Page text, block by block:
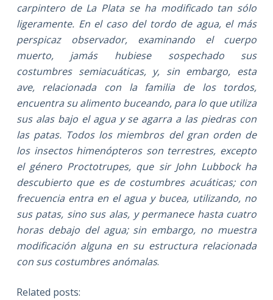
carpintero de La Plata se ha modificado tan sólo
ligeramente. En el caso del tordo de agua, el más
perspicaz observador, examinando el cuerpo
muerto, jamás hubiese sospechado sus
costumbres semiacuáticas, y, sin embargo, esta
ave, relacionada con la familia de los tordos,
encuentra su alimento buceando, para lo que utiliza
sus alas bajo el agua y se agarra a las piedras con
las patas. Todos los miembros del gran orden de
los insectos himenópteros son terrestres, excepto
el género Proctotrupes, que sir John Lubbock ha
descubierto que es de costumbres acuáticas; con
frecuencia entra en el agua y bucea, utilizando, no
sus patas, sino sus alas, y permanece hasta cuatro
horas debajo del agua; sin embargo, no muestra
modificación alguna en su estructura relacionada
con sus costumbres anómalas.
Related posts: